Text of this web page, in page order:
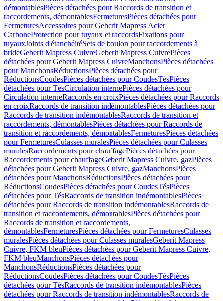
démontablesPièces détachées pour Raccords de transition et
raccordements, démontablesFermeturesPièces détachées pour
FermeturesAccessoires pour Geberit Mapress Acier
CarboneProtection pour tuyaux et raccordsFixations pour
tuyauxJoints d'étanchéitéSets de boulon pour raccordements à
brideGeberit Mapress CuivreGeberit Mapress CuivrePièces
détachées pour Geberit Mapress CuivreManchonsPièces détachées
pour ManchonsRéductionsPièces détachées pour
RéductionsCoudesPièces détachées pour CoudesTésPièces
détachées pour TésCirculation internePièces détachées pour
Circulation interneRaccords en croixPièces détachées pour Raccords
en croixRaccords de transition indémontablesPièces détachées pour
Raccords de transition indémontablesRaccords de transition et
raccordements, démontablesPièces détachées pour Raccords de
transition et raccordements, démontablesFermeturesPièces détachées
pour FermeturesCulasses muralesPièces détachées pour Culasses
muralesRaccordements pour chauffagePièces détachées pour
Raccordements pour chauffageGeberit Mapress Cuivre, gazPièces
détachées pour Geberit Mapress Cuivre, gazManchonsPièces
détachées pour ManchonsRéductionsPièces détachées pour
RéductionsCoudesPièces détachées pour CoudesTésPièces
détachées pour TésRaccords de transition indémontablesPièces
détachées pour Raccords de transition indémontablesRaccords de
transition et raccordements, démontablesPièces détachées pour
Raccords de transition et raccordements,
démontablesFermeturesPièces détachées pour FermeturesCulasses
muralesPièces détachées pour Culasses muralesGeberit Mapress
Cuivre, FKM bleuPièces détachées pour Geberit Mapress Cuivre,
FKM bleuManchonsPièces détachées pour
ManchonsRéductionsPièces détachées pour
RéductionsCoudesPièces détachées pour CoudesTésPièces
détachées pour TésRaccords de transition indémontablesPièces
détachées pour Raccords de transition indémontablesRaccords de